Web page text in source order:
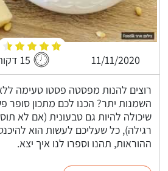
11/11/2020 15 דקות
רוצים להנות מפסטה פסטו טעימה
השמנות יתר? הכנו לכם מתכון סופר
שיכולה להיות גם טבעונית (אם לא
רגילה), כל שעליכם לעשות הוא
ההוראות, תהנו וספרו לנו איך יצא.